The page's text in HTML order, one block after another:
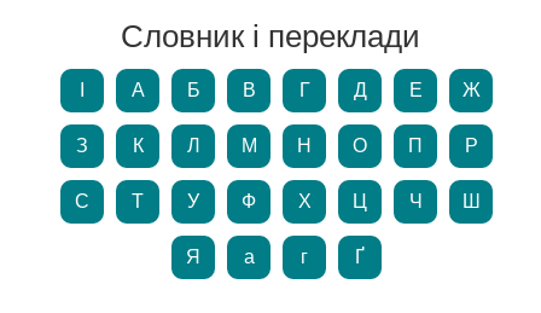
Словник і переклади
А Б В Г Д Е Ж
З К Л М Н О П Р
С Т У Ф Х Ц Ч Ш
Я а г Ґ